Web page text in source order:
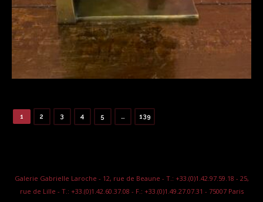
1 2 3 4 5 … 139
Galerie Gabrielle Laroche - 12, rue de Beaune - T.: +33.(0)1.42.97.59.18 - 25,
rue de Lille - T.: +33.(0)1.42.60.37.08 - F.: +33.(0)1.49.27.07.31 - 75007 Paris